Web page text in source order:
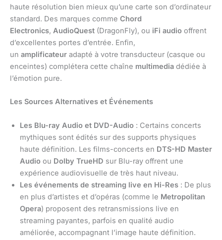
haute résolution bien mieux qu’une carte son d’ordinateur
standard. Des marques comme Chord
Electronics, AudioQuest (DragonFly), ou iFi audio offrent
d’excellentes portes d’entrée. Enfin,
un amplificateur adapté à votre transducteur (casque ou
enceintes) complétera cette chaîne multimedia dédiée à
l’émotion pure.
Les Sources Alternatives et Événements
Les Blu-ray Audio et DVD-Audio : Certains concerts
mythiques sont édités sur des supports physiques
haute définition. Les films-concerts en DTS-HD Master
Audio ou Dolby TrueHD sur Blu-ray offrent une
expérience audiovisuelle de très haut niveau.
Les événements de streaming live en Hi-Res : De plus
en plus d’artistes et d’opéras (comme le Metropolitan
Opera) proposent des retransmissions live en
streaming payantes, parfois en qualité audio
améliorée, accompagnant l’image haute définition.